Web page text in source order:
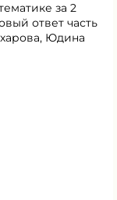
за 2
ответ часть
Юдина